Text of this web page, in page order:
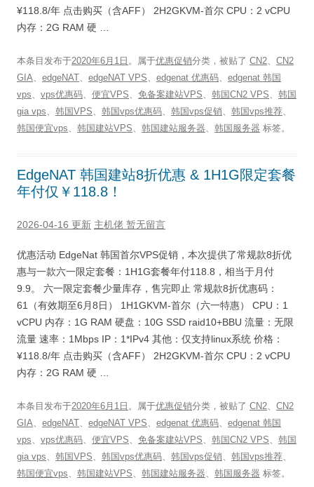
¥118.8/年 点击购买（含AFF） 2H2GKVM-首尔 CPU：2 vCPU
内存：2G RAM 硬 …
本条目发布于2020年6月1日 。属于优惠促销分类，被贴了 CN2、 CN2
GIA、 edgeNAT、 edgeNAT VPS、 edgenat 优惠码、 edgenat 韩国
vps、 vps优惠码、 便宜VPS、 免备案建站VPS、 韩国CN2 VPS、 韩国
gia vps、 韩国VPS、 韩国vps优惠码、 韩国vps促销、 韩国vps推荐、
韩国便宜vps、 韩国建站VPS、 韩国建站服务器、 韩国服务器 标签。
EdgeNAT 韩国建站8折优惠 & 1H1G限定套餐
年付仅￥118.8！
2026-04-16 更新 主机佬 暂无留言
优惠活动 EdgeNat 韩国首尔VPS促销，本次提供了常规款8折优
惠与一款六一限定套餐：1H1G套餐年付118.8，相当于月付
9.9。 六一限定套餐少量库存，售完即止 常规款8折优惠码：
61（有效期至6月8日） 1H1GKVM-首尔（六一特惠） CPU：1
vCPU 内存：1G RAM 硬盘：10G SSD raid10+BBU 流量：无限
流量 速率：1Mbps IP：1*IPv4 其他：仅支持linux系统 价格：
¥118.8/年 点击购买（含AFF） 2H2GKVM-首尔 CPU：2 vCPU
内存：2G RAM 硬 …
本条目发布于2020年6月1日 。属于优惠促销分类，被贴了 CN2、 CN2
GIA、 edgeNAT、 edgeNAT VPS、 edgenat 优惠码、 edgenat 韩国
vps、 vps优惠码、 便宜VPS、 免备案建站VPS、 韩国CN2 VPS、 韩国
gia vps、 韩国VPS、 韩国vps优惠码、 韩国vps促销、 韩国vps推荐、
韩国便宜vps、 韩国建站VPS、 韩国建站服务器、 韩国服务器 标签。